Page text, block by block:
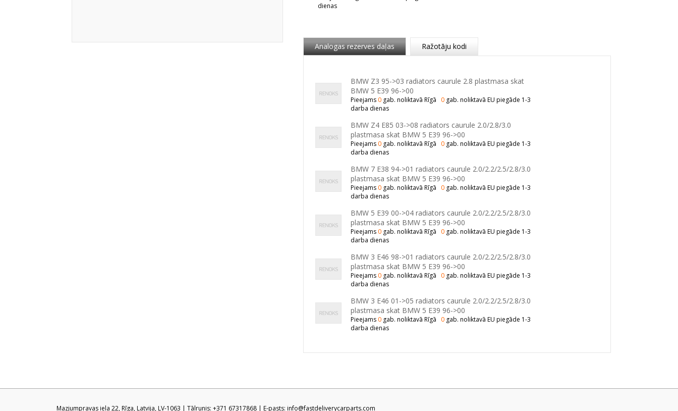
dienas
Analogas rezerves daļas Ražotāju kodi
BMW Z3 95->03 radiators caurule 2.8 plastmasa skat
BMW 5 E39 96->00
Pieejams 0 gab. noliktavā Rīgā 0 gab. noliktavā EU piegāde 1-3
darba dienas
BMW Z4 E85 03->08 radiators caurule 2.0/2.8/3.0
plastmasa skat BMW 5 E39 96->00
Pieejams 0 gab. noliktavā Rīgā 0 gab. noliktavā EU piegāde 1-3
darba dienas
BMW 7 E38 94->01 radiators caurule 2.0/2.2/2.5/2.8/3.0
plastmasa skat BMW 5 E39 96->00
Pieejams 0 gab. noliktavā Rīgā 0 gab. noliktavā EU piegāde 1-3
darba dienas
BMW 5 E39 00->04 radiators caurule 2.0/2.2/2.5/2.8/3.0
plastmasa skat BMW 5 E39 96->00
Pieejams 0 gab. noliktavā Rīgā 0 gab. noliktavā EU piegāde 1-3
darba dienas
BMW 3 E46 98->01 radiators caurule 2.0/2.2/2.5/2.8/3.0
plastmasa skat BMW 5 E39 96->00
Pieejams 0 gab. noliktavā Rīgā 0 gab. noliktavā EU piegāde 1-3
darba dienas
BMW 3 E46 01->05 radiators caurule 2.0/2.2/2.5/2.8/3.0
plastmasa skat BMW 5 E39 96->00
Pieejams 0 gab. noliktavā Rīgā 0 gab. noliktavā EU piegāde 1-3
darba dienas
Mazjumpravas iela 22, Rīga, Latvija, LV-1063 | Tālrunis: +371 67317868 | E-pasts: info@fastdeliverycarparts.com